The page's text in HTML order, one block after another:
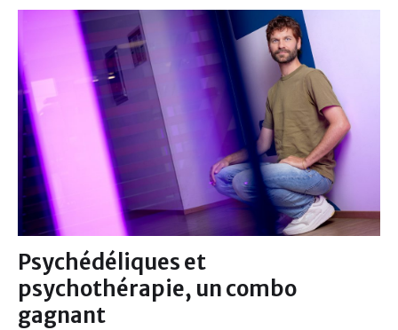
Psychédéliques et
psychothérapie, un combo
gagnant